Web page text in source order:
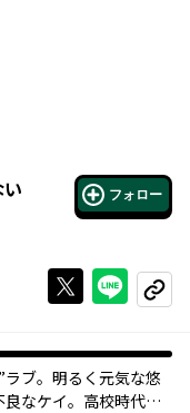
フォロー
Xで投稿する
ライン
コピー
ブ。明るく元気な悠
なケイ。高校時代、3